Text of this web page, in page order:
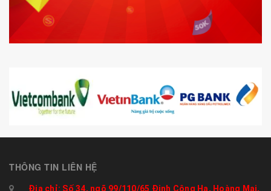
THÔNG TIN LIÊN HỆ
Địa chỉ: Số 34, ngõ 99/110/65 Định Công Hạ, Hoàng Mai,